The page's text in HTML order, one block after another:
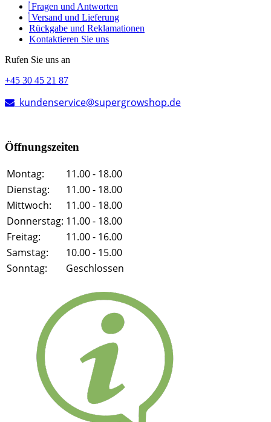
Fragen und Antworten
Versand und Lieferung
Rückgabe und Reklamationen
Kontaktieren Sie uns
Rufen Sie uns an
+45 30 45 21 87
kundenservice@supergrowshop.de
Öffnungszeiten
Montag:
11.00 - 18.00
Dienstag:
11.00 - 18.00
Mittwoch:
11.00 - 18.00
Donnerstag: 11.00 - 18.00
Freitag:
11.00 - 16.00
Samstag:
10.00 - 15.00
Sonntag:
Geschlossen